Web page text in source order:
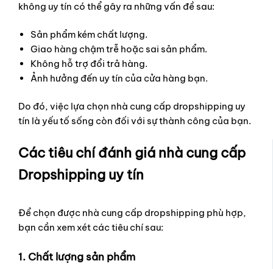
không uy tín có thể gây ra những vấn đề sau:
Sản phẩm kém chất lượng.
Giao hàng chậm trễ hoặc sai sản phẩm.
Không hỗ trợ đổi trả hàng.
Ảnh hưởng đến uy tín của cửa hàng bạn.
Do đó, việc lựa chọn nhà cung cấp dropshipping uy
tín là yếu tố sống còn đối với sự thành công của bạn.
Các tiêu chí đánh giá nhà cung cấp
Dropshipping uy tín
Để chọn được nhà cung cấp dropshipping phù hợp,
bạn cần xem xét các tiêu chí sau:
1. Chất lượng sản phẩm